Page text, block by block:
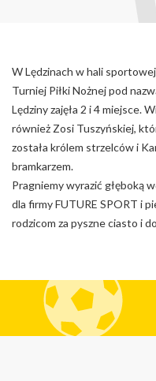
W Lędzinach w hali
Turniej Piłki Nożnej pod
Lędziny zajęła 2 i 4 miejsce.
również Zosi Tuszyńskiej,
została królem strzelców i
bramkarzem.
Pragniemy wyrazić głęboką
dla firmy FUTURE SPORT i
rodzicom za pyszne ciasto i